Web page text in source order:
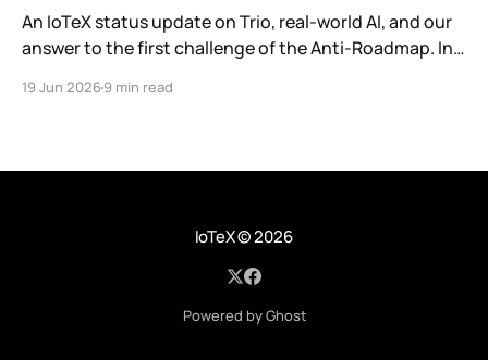
An IoTeX status update on Trio, real-world AI, and our
answer to the first challenge of the Anti-Roadmap. In
three challenges instead of a timeline. Challenge 1 was
19 Jun 20269 min read
IoTeX© 2026
Powered by Ghost